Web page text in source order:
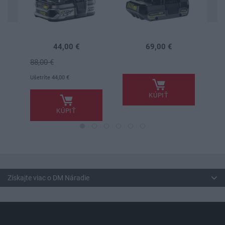
44,00 €
88,00 €
Ušetríte 44,00 €
KÚPIŤ
69,00 €
KÚPIŤ
Získajte viac o DM Náradie